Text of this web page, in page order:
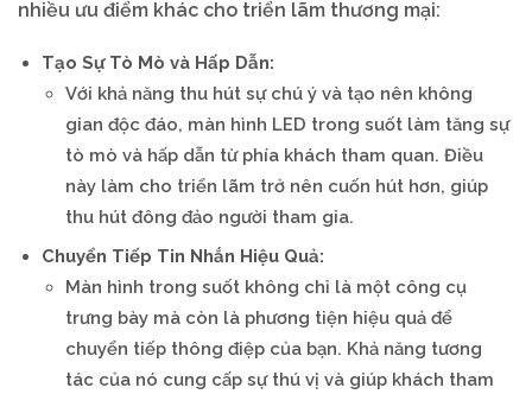
nhiều ưu điểm khác cho triển lãm thương mại:
Tạo Sự Tò Mò và Hấp Dẫn:
Với khả năng thu hút sự chú ý và tạo nên không
gian độc đáo, màn hình LED trong suốt làm tăng sự
tò mò và hấp dẫn từ phía khách tham quan. Điều
này làm cho triển lãm trở nên cuốn hút hơn, giúp
thu hút đông đảo người tham gia.
Chuyển Tiếp Tin Nhắn Hiệu Quả:
Màn hình trong suốt không chỉ là một công cụ
trưng bày mà còn là phương tiện hiệu quả để
chuyển tiếp thông điệp của bạn. Khả năng tương
tác của nó cung cấp sự thú vị và giúp khách tham